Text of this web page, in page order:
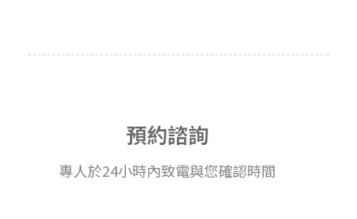
預約諮詢
專人於24小時內致電與您確認時間